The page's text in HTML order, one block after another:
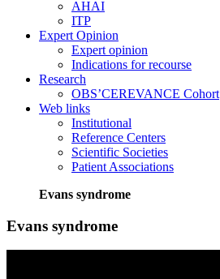
AHAI
ITP
Expert Opinion
Expert opinion
Indications for recourse
Research
OBS’CEREVANCE Cohort
Web links
Institutional
Reference Centers
Scientific Societies
Patient Associations
Evans syndrome
Evans syndrome